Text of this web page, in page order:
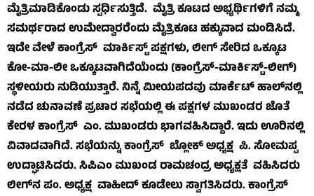
ಮೈತ್ರಿಮಾಡಿಕೊಂಡು ಸ್ಪರ್ಧಿಸುತ್ತಿದೆ. ಮೈತ್ರಿ ಕೂಟದ ಅಭ್ಯರ್ಥಿಗಳಿಗೆ ನಮ್ಮ
ಸಮರ್ಥರಾದ ಉಮೇದ್ವಾರರೆಂದು ಮೈತ್ರಿಕೂಟ ಹಕ್ಕುವಾದ ಮಂಡಿಸಿದೆ.
ಇದೇ ವೇಳೆ ಕಾಂಗ್ರೆಸ್ ಮಾರ್ಕಿಸ್ಟ್ ಪಕ್ಷಗಳು, ಲೀಗ್ ಸೇರಿದ ಒಕ್ಕೂಟ
ಕೋ-ಮಾ-ಲೀ ಒಕ್ಕೂಟವಾಗಿದೆಯೆಂದು (ಕಾಂಗ್ರೆಸ್-ಮಾರ್ಕಿಸ್ಟ್-ಲೀಗ್)
ಸ್ಥಳೀಯರು ನುಡಿಯುತ್ತಾರೆ. ನಿನ್ನೆ ಮೀಯಪದವು ಮಾರ್ಕೆಟ್ ಹಾಲ್‌ನಲ್ಲಿ
ನಡೆದ ಚುನಾವಣೆ ಪ್ರಚಾರ ಸಭೆಯಲ್ಲಿ ಈ ಪಕ್ಷಗಳ ಮುಖಂಡರ ಜೊತೆ
ಕೇರಳ ಕಾಂಗ್ರೆಸ್ ಎಂ. ಮುಖಂಡರು ಭಾಗವಹಿಸಿದ್ದಾರೆ. ಇದು ಊರಿನಲ್ಲಿ
ವಿವಾದವಾಗಿದೆ. ಸಭೆಯನ್ನು ಕಾಂಗ್ರೆಸ್ ಬ್ಲೋಕ್ ಅಧ್ಯಕ್ಷ ಪಿ. ಸೋಮಪ್ಪ
ಉದ್ಘಾಟಿಸಿದರು. ಸಿಪಿಎಂ ಮುಖಂಡ ರಾಮಚಂದ್ರ ಅಧ್ಯಕ್ಷತೆ ವಹಿಸಿದರು
ಲೀಗ್‌ನ ಪಂ. ಅಧ್ಯಕ್ಷ ವಾಹೀದ್ ಕೂಡೇಲು ಸ್ವಾಗತಿಸಿದರು. ಕಾಂಗ್ರೆಸ್